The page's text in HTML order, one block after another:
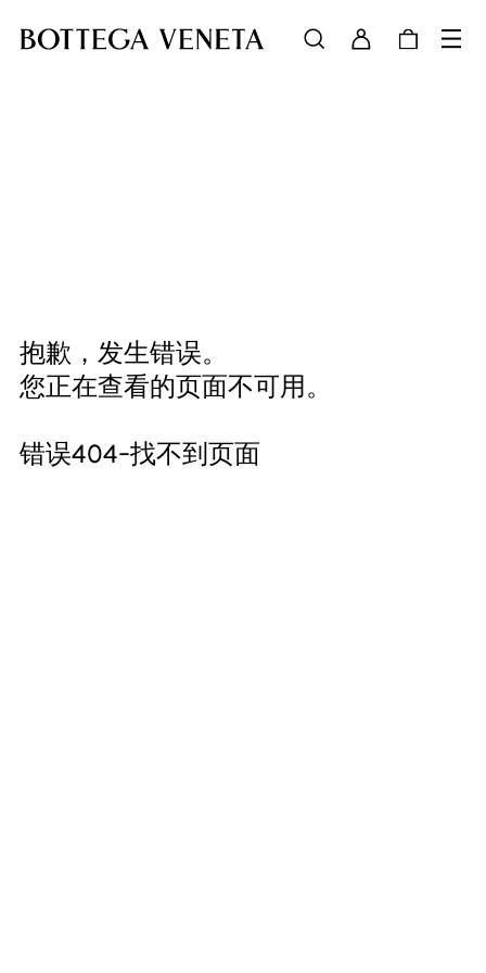
抱歉，发生错误。
您正在查看的页面不可用。
错误404-找不到页面